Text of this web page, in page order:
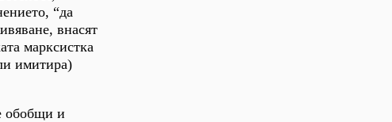
“да
внасят
марксистка
имитира)
обобщи и